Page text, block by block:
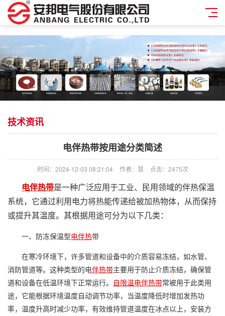
技术资讯
电伴热带按用途分类简述
时间：2024-12-03 08:21:04 作者：慧 点击： 2475次
电伴热带是一种广泛应用于工业、民用领域的伴热保温
系统，它通过利用电力将热能传递给被加热物体，从而保持
或提升其温度。其根据用途可分为以下几类：
一、 防冻保温型电伴热带
在寒冷环境下，许多管道和设备中的介质容易冻结，如水管、
消防管道等。这种类型的电伴热带主要用于防止介质冻结，确保管
道和设备在低温环境下正常运行。
自限温电伴热带常被用于此类用
途，它能根据环境温度自动调节功率，当温度降低时增加发热功
率，温度升高时减少功率，有效维持管道温度在冰点以上，安装方